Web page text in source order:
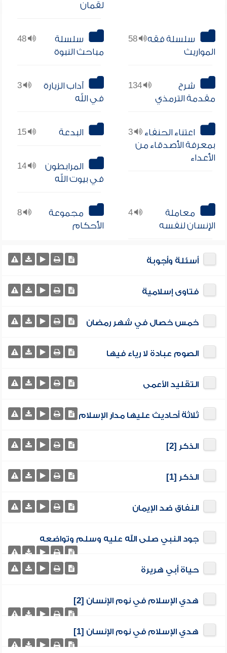
لقمان
58
سلسلة فقه
المواريث
48
سلسلة
مباحث النبوة
134
شرح
مقدمة الترمذي
3
آداب الزيارة
في الله
3
اعتناء الحنفاء
بمعرفة الأصدقاء من
الأعداء
15 البدعة
14
المرابطون
في بيوت الله
4
معاملة
الإنسان لنفسه
8
مجموعة
الأحكام
أسئلة وأجوبة
فتاوى إسلامية
خمس خصال في شهر رمضان
الصوم عبادة لا رياء فيها
التقليد الأعمى
ثلاثة أحاديث عليها مدار الإسلام
الذكر [2]
الذكر [1]
النفاق ضد الإيمان
جود النبي صلى الله عليه وسلم وتواضعه
حياة أبي هريرة
هدي الإسلام في نوم الإنسان [2]
هدي الإسلام في نوم الإنسان [1]